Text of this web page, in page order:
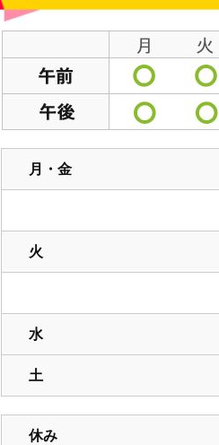
月・金
火
水
土
休み